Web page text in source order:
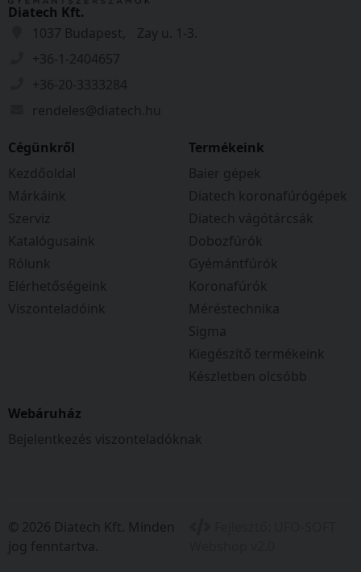
Diatech Kft.
1037 Budapest, Zay u. 1-3.
+36-1-2404657
+36-20-3333284
rendeles@diatech.hu
Cégünkről
Kezdőoldal
Márkáink
Szerviz
Katalógusaink
Rólunk
Elérhetőségeink
Viszonteladóink
Termékeink
Baier gépek
Diatech koronafúrógépek
Diatech vágótárcsák
Dobozfúrók
Gyémántfúrók
Koronafúrók
Méréstechnika
Sigma
Kiegészítő termékeink
Készletben olcsóbb
Webáruház
Bejelentkezés viszonteladóknak
© 2026 Diatech Kft. Minden
jog fenntartva.